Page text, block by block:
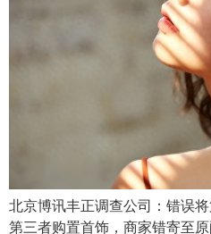
北京博讯丰正调查公司：错误
第三者购置首饰，商家错寄至